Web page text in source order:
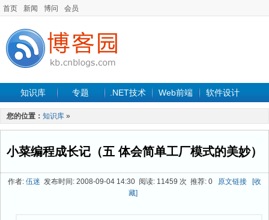
首页 新闻 博问 会员
知识库 专题 .NET技术 Web前端 软件设计
手机开发
最新文章
您的位置： 知识库 »
小菜编程成长记（五 体会简单工厂模式的美妙）
作者: 伍迷 发布时间: 2008-09-04 14:30 阅读: 11459 次 推荐: 0 原文链接
[收
藏]